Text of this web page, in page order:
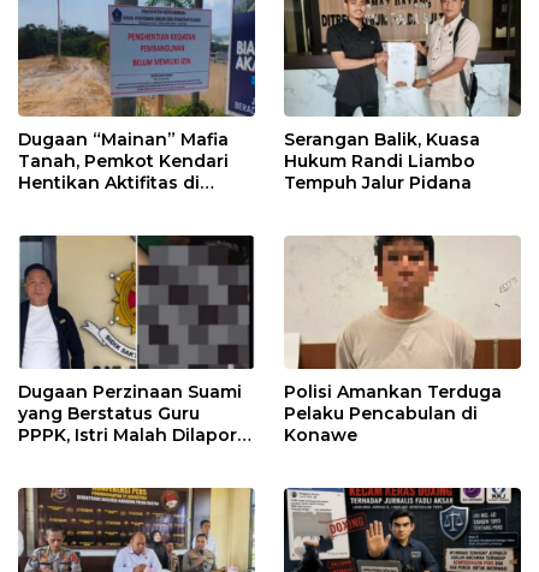
Dugaan “Mainan” Mafia
Tanah, Pemkot Kendari
Hentikan Aktifitas di
Serangan Balik, Kuasa
Hukum Randi Liambo
Tempuh Jalur Pidana
Dugaan Perzinaan Suami
yang Berstatus Guru
PPPK, Istri Malah Dilapor
Polisi Amankan Terduga
Pelaku Pencabulan di
Konawe